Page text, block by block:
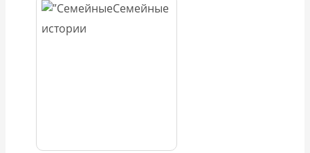
Семейные
истории